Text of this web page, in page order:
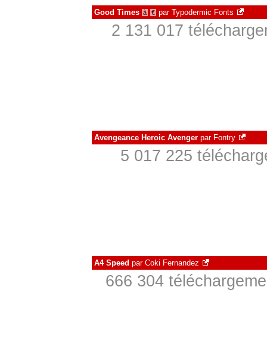
Good Times à € par Typodermic Fonts
2 131 017
Avengeance Heroic Avenger par Fontry
5 017 225
A4 Speed par Coki Fernandez
666 304